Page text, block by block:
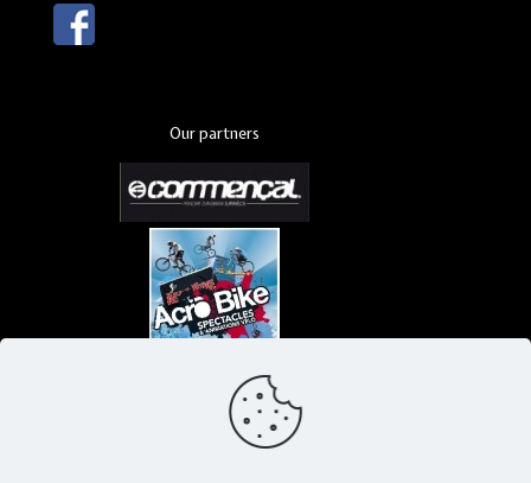
Our partners